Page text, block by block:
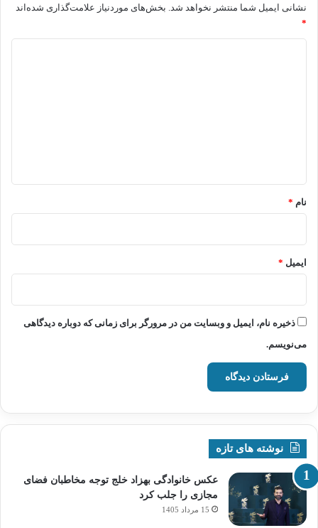
نشانی ایمیل شما منتشر نخواهد شد. بخش‌های موردنیاز علامت‌گذاری شده‌اند
*
نام *
ایمیل *
ذخیره نام، ایمیل و وبسایت من در مرورگر برای زمانی که دوباره دیدگاهی
می‌نویسم.
نوشته های تازه
عکس خانوادگی بهزاد خلج توجه مخاطبان فضای
مجازی را جلب کرد
15 مرداد 1405